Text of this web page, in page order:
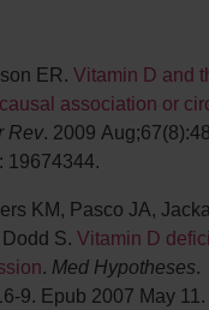
ER. Vitamin D and
association or
Rev. 2009
19674344.
KM, Pasco JA,
S. Vitamin D
. Med Hypotheses.
9. Epub 2007 May